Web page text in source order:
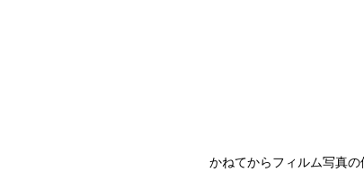
かねてからフィルム写真